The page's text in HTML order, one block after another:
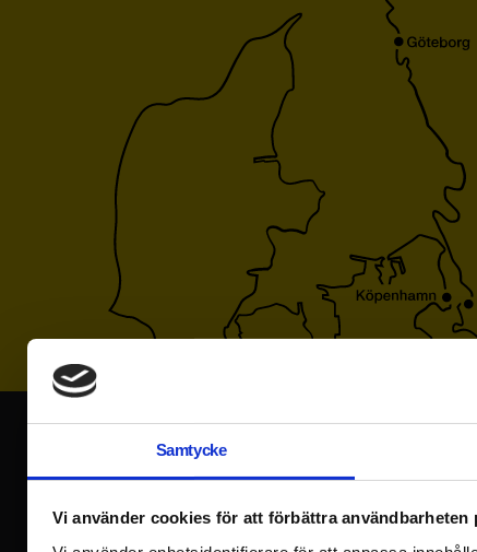
Samtycke
Vi använder cookies för att förbättra användbarheten